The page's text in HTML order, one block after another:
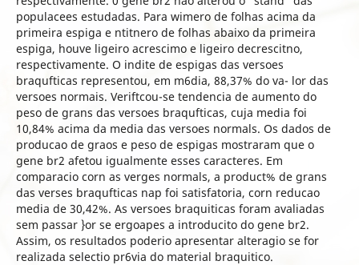
populacees estudadas. Para wimero de folhas acima da
primeira espiga e ntitnero de folhas abaixo da primeira
espiga, houve ligeiro acrescimo e ligeiro decrescitno,
respectivamente. O indite de espigas das versoes
braqufticas representou, em m6dia, 88,37% do va- lor das
versoes normais. Veriftcou-se tendencia de aumento do
peso de grans das versoes braqufticas, cuja media foi
10,84% acima da media das versoes normals. Os dados de
producao de graos e peso de espigas mostraram que o
gene br2 afetou igualmente esses caracteres. Em
comparacio corn as verges normals, a product% de grans
das verses braqufticas nap foi satisfatoria, corn reducao
media de 30,42%. As versoes braquiticas foram avaliadas
sem passar }or se ergoapes a introducito do gene br2.
Assim, os resultados poderio apresentar alteragio se for
realizada selectio pr6via do material braquitico.